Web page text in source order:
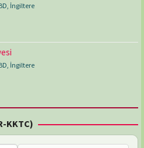
İngiltere
İngiltere
KKTC)